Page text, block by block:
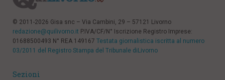
© 2011-2026 Gisa snc – Via Cambini, 29 – 57121 Livorno
redazione@quilivorno.it P.IVA/CF/N° Iscrizione Registro Imprese:
01688500493 N° REA 149167 Testata giornalistica iscritta al numero
03/2011 del Registro Stampa del Tribunale diLivorno
Sezioni